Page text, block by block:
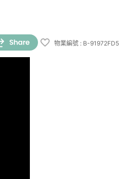
物業編號 : B-91972FD5